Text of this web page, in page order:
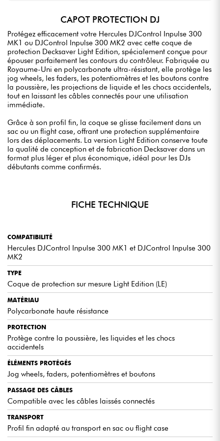
CAPOT PROTECTION DJ
Protégez efficacement votre Hercules DJControl Inpulse 300
MK1 ou DJControl Inpulse 300 MK2 avec cette coque de
protection Decksaver Light Edition, spécialement conçue pour
épouser parfaitement les contours du contrôleur. Fabriquée au
Royaume-Uni en polycarbonate ultra-résistant, elle protège les
jog wheels, les faders, les potentiomètres et les boutons contre
la poussière, les projections de liquide et les chocs accidentels,
tout en laissant les câbles connectés pour une utilisation
immédiate.
Grâce à son profil fin, la coque se glisse facilement dans un
sac ou un flight case, offrant une protection supplémentaire
lors des déplacements. La version Light Edition conserve toute
la qualité de conception et de fabrication Decksaver dans un
format plus léger et plus économique, idéal pour les DJs
débutants comme confirmés.
FICHE TECHNIQUE
COMPATIBILITÉ
Hercules DJControl Inpulse 300 MK1 et DJControl Inpulse 300
MK2
TYPE
Coque de protection sur mesure Light Edition (LE)
MATÉRIAU
Polycarbonate haute résistance
PROTECTION
Protège contre la poussière, les liquides et les chocs
accidentels
ÉLÉMENTS PROTÉGÉS
Jog wheels, faders, potentiomètres et boutons
PASSAGE DES CÂBLES
Compatible avec les câbles laissés connectés
TRANSPORT
Profil fin adapté au transport en sac ou flight case